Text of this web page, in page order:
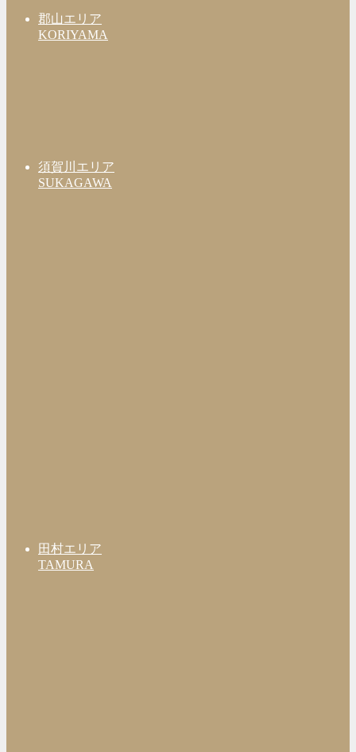
郡山エリア
KORIYAMA
須賀川エリア
SUKAGAWA
田村エリア
TAMURA